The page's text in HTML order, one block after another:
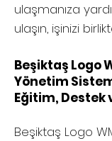
ulaşmanıza
ulaşın, işinizi
Beşiktaş Logo
Yönetim
Eğitim, Destek
Beşiktaş Logo